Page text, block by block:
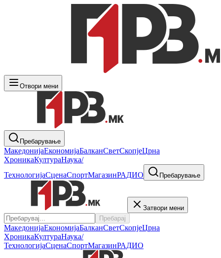
Отвори мени
Пребарување
МакедонијаЕкономијаБалканСветСкопјеЦрна
ХроникаКултураНаука/
ТехнологијаСценаСпортМагазинРАДИО Пребарување
Затвори мени
Пребарај
МакедонијаЕкономијаБалканСветСкопјеЦрна
ХроникаКултураНаука/
ТехнологијаСценаСпортМагазинРАДИО